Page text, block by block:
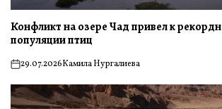
Конфликт на озере Чад привел к
популяции птиц
on29.07.2026Камила Нургалиева